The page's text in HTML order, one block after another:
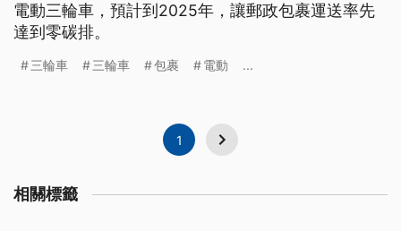
電動三輪車，預計到2025年，讓郵政包裹運送率先
達到零碳排。
三輪車 三輪車 包裹 電動 ...
1
相關標籤